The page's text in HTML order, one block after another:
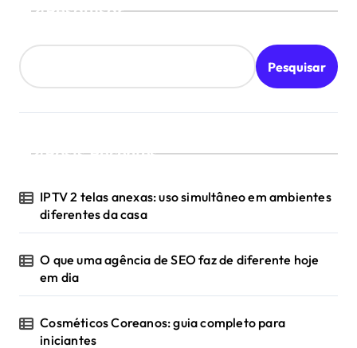
Pesquisar
Pesquisar
Posts Recentes
IPTV 2 telas anexas: uso simultâneo em ambientes
diferentes da casa
O que uma agência de SEO faz de diferente hoje
em dia
Cosméticos Coreanos: guia completo para
iniciantes